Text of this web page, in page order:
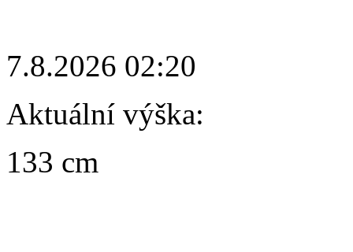
7.8.2026 02:20
Aktuální výška:
133 cm